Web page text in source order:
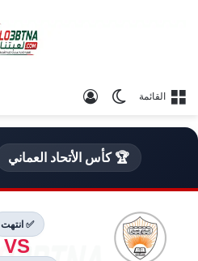
القائمة الوضع المظلم
🏆 كأس الأتحاد العماني
✅ انتهت
VS